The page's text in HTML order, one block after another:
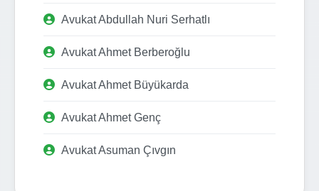
Avukat Abdullah Nuri Serhatlı
Avukat Ahmet Berberoğlu
Avukat Ahmet Büyükarda
Avukat Ahmet Genç
Avukat Asuman Çıvgın